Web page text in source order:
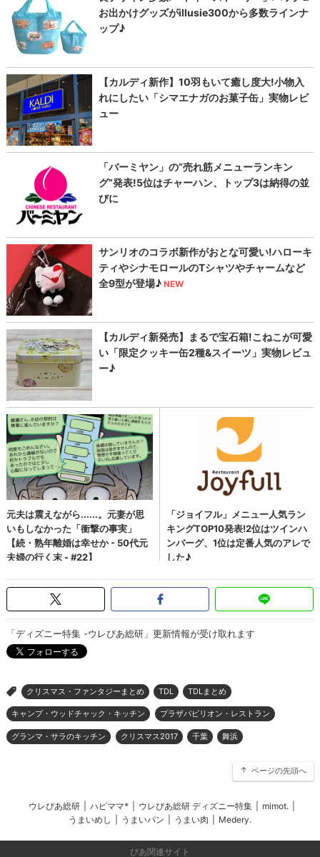
「ディズニー特集 -ウレぴあ総研」更新情報が受け取れます
> クリスマス・ファンタジーまとめ TDL TDLまとめ
キャンプ・ウッドチャック・キッチン プラザパビリオン・レストラン
グランマ・サラのキッチン クリスマス2017 千葉 舞浜
ページの先頭へ
ウレぴあ総研 ハピママ* ウレぴあ総研 ディズニー特集 mimot.
うまいめし
うまいパン うまい肉 Medery.
ぴあ関連サイト